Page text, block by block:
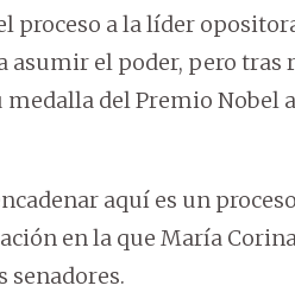
proceso a la líder
asumir el poder, pero tras
del Premio Nobel
aquí es un
en la que María
senadores.